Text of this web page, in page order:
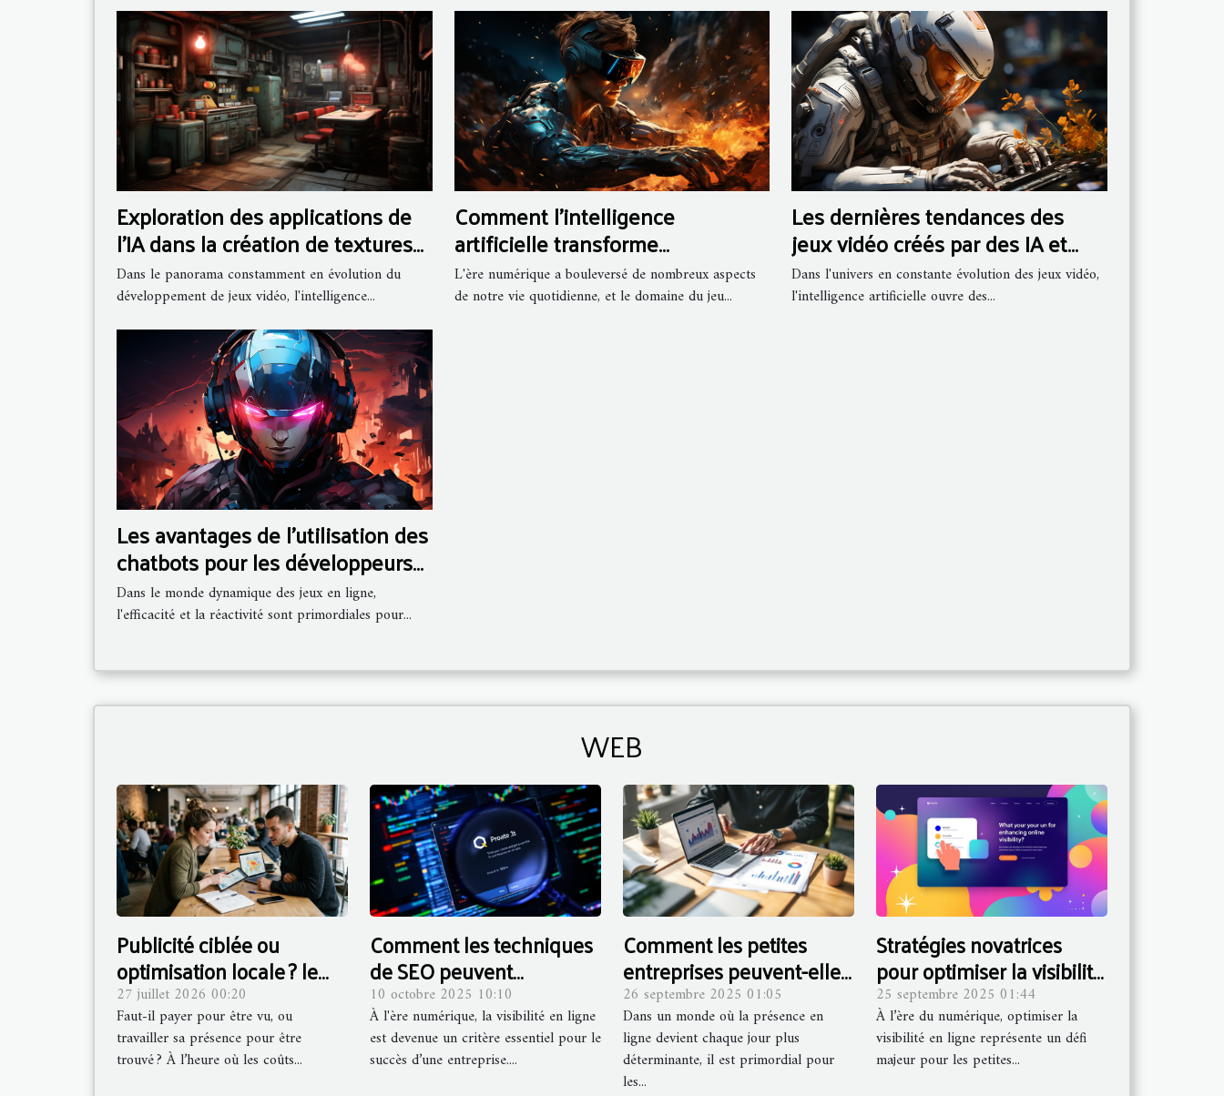
Exploration des applications de
l'IA dans la création de textures
et environnements pour les jeux
vidéo
Dans le panorama constamment en évolution du
développement de jeux vidéo, l'intelligence...
Comment l'intelligence
artificielle transforme
l'expérience de jeu vidéo
L'ère numérique a bouleversé de nombreux aspects
de notre vie quotidienne, et le domaine du jeu...
Les dernières tendances des
jeux vidéo créés par des IA et
leur impact sur l'industrie
Dans l'univers en constante évolution des jeux vidéo,
l'intelligence artificielle ouvre des...
Les avantages de l'utilisation des
chatbots pour les développeurs
de jeux en ligne
Dans le monde dynamique des jeux en ligne,
l'efficacité et la réactivité sont primordiales pour...
WEB
Publicité ciblée ou
optimisation locale ? le
dilemme des
entrepreneurs connectés
27 juillet 2026 00:20
Faut-il payer pour être vu, ou
travailler sa présence pour être
trouvé ? À l’heure où les coûts...
Comment les techniques
de SEO peuvent
améliorer la visibilité de
votre entreprise ?
10 octobre 2025 10:10
À l'ère numérique, la visibilité en ligne
est devenue un critère essentiel pour le
succès d’une entreprise....
Comment les petites
entreprises peuvent-elles
maximiser leur marketing
digital ?
26 septembre 2025 01:05
Dans un monde où la présence en
ligne devient chaque jour plus
déterminante, il est primordial pour
les...
Stratégies novatrices
pour optimiser la visibilité
des petites entreprises en
ligne
25 septembre 2025 01:44
À l’ère du numérique, optimiser la
visibilité en ligne représente un défi
majeur pour les petites...